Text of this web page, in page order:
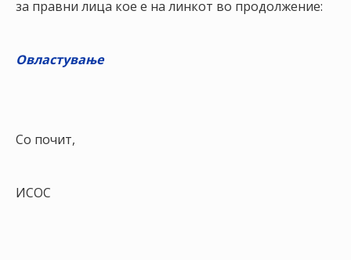
за правни лица кое е на линкот во продолжение:
Овластување
Со почит,
ИСОС